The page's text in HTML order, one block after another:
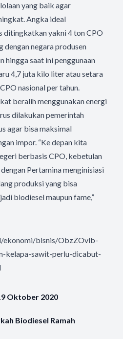
yang baik agar
Angka ideal
ditingkatkan yakni 4 ton CPO
dengan negara produsen
hingga saat ini penggunaan
4,7 juta kilo liter atau setara
nasional per tahun.
beralih menggunakan energi
dilakukan pemerintah
agar bisa maksimal
impor. “Ke depan kita
berbasis CPO, kebetulan
Pertamina menginisiasi
produksi yang bisa
biodiesel maupun fame,”
ekonomi/bisnis/ObzZOvlb-
kelapa-sawit-perlu-dicabut-
Oktober 2020
Biodiesel Ramah